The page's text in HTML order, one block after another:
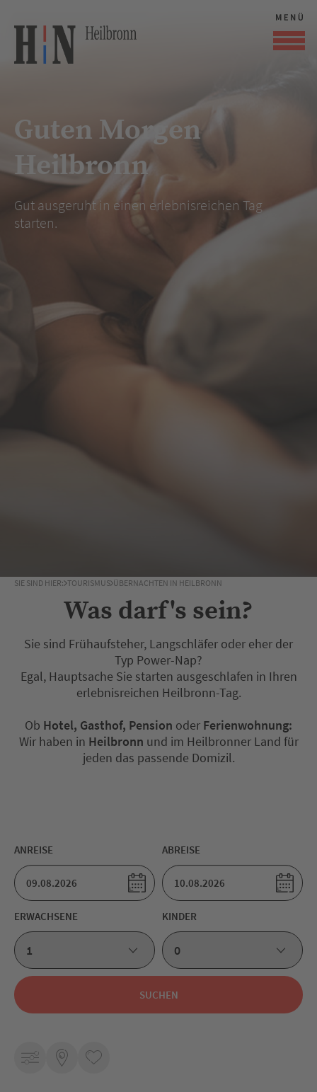
Guten Morgen
Heilbronn
Gut ausgeruht in einen erlebnisreichen Tag
starten.
SIE SIND HIER: TOURISMUS ÜBERNACHTEN IN HEILBRONN
Was darf's sein?
Sie sind Frühaufsteher, Langschläfer oder eher der
Typ Power-Nap?
Egal, Hauptsache Sie starten ausgeschlafen in Ihren
erlebnisreichen Heilbronn-Tag.
Ob Hotel, Gasthof, Pension oder Ferienwohnung:
Wir haben in Heilbronn und im Heilbronner Land für
jeden das passende Domizil.
ANREISE ABREISE
ERWACHSENE KINDER
SUCHEN